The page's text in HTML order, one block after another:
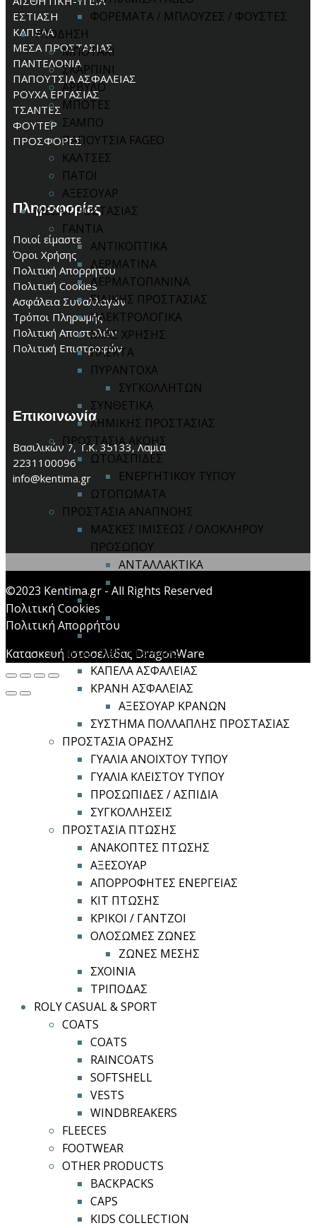
ΦΟΡΕΜΑΤΑ / ΜΠΛΟΥΖΕΣ / ΦΟΥΣΤΕΣ
ΥΠΟΔΗΣΗ
ΜΠΟΤΑΚΙ
ΣΚΑΡΠΙΝΙ
ΑΡΒΥΛΟ
ΜΠΟΤΕΣ
ΣΑΜΠΟ
ΠΑΠΟΥΤΣΙΑ FAGEO
ΚΑΛΤΣΕΣ
ΠΑΤΟΙ
ΑΞΕΣΟΥΑΡ
ΜΕΣΑ ΠΡΟΣΤΑΣΙΑΣ
ΓΑΝΤΙΑ
ΑΝΤΙΚΟΠΤΙΚΑ
ΔΕΡΜΑΤΙΝΑ
ΔΕΡΜΑΤΟΠΑΝΙΝΑ
ΕΙΔΙΚΗΣ ΠΡΟΣΤΑΣΙΑΣ
ΗΛΕΚΤΡΟΛΟΓΙΚΑ
ΜΙΑΣ ΧΡΗΣΗΣ
ΠΛΕΚΤΑ
ΠΥΡΑΝΤΟΧΑ
ΣΥΓΚΟΛΛΗΤΩΝ
ΣΥΝΘΕΤΙΚΑ
ΧΗΜΙΚΗΣ ΠΡΟΣΤΑΣΙΑΣ
ΠΡΟΣΤΑΣΙΑ ΑΚΟΗΣ
ΩΤΟΑΣΠΙΔΕΣ
ΕΝΕΡΓΗΤΙΚΟΥ ΤΥΠΟΥ
ΩΤΟΠΩΜΑΤΑ
ΠΡΟΣΤΑΣΙΑ ΑΝΑΠΝΟΗΣ
ΜΑΣΚΕΣ ΙΜΙΣΕΩΣ / ΟΛΟΚΛΗΡΟΥ
ΠΡΟΣΩΠΟΥ
ΑΝΤΑΛΛΑΚΤΙΚΑ
ΦΙΛΤΡΑ ΜΑΣΚΩΝ
ΣΥΣΤΗΜΑ ΠΑΡΟΧΗΣ ΑΕΡΑ
ΦΙΛΤΡΟΜΑΣΚΕΣ
ΠΡΟΣΤΑΣΙΑ ΚΕΦΑΛΗΣ
ΚΑΠΕΛΑ ΑΣΦΑΛΕΙΑΣ
ΚΡΑΝΗ ΑΣΦΑΛΕΙΑΣ
ΑΞΕΣΟΥΑΡ ΚΡΑΝΩΝ
ΣΥΣΤΗΜΑ ΠΟΛΛΑΠΛΗΣ ΠΡΟΣΤΑΣΙΑΣ
ΠΡΟΣΤΑΣΙΑ ΟΡΑΣΗΣ
ΓΥΑΛΙΑ ΑΝΟΙΧΤΟΥ ΤΥΠΟΥ
ΓΥΑΛΙΑ ΚΛΕΙΣΤΟΥ ΤΥΠΟΥ
ΠΡΟΣΩΠΙΔΕΣ / ΑΣΠΙΔΙΑ
ΣΥΓΚΟΛΛΗΣΕΙΣ
ΠΡΟΣΤΑΣΙΑ ΠΤΩΣΗΣ
ΑΝΑΚΟΠΤΕΣ ΠΤΩΣΗΣ
ΑΞΕΣΟΥΑΡ
ΑΠΟΡΡΟΦΗΤΕΣ ΕΝΕΡΓΕΙΑΣ
ΚΙΤ ΠΤΩΣΗΣ
ΚΡΙΚΟΙ / ΓΑΝΤΖΟΙ
ΟΛΟΣΩΜΕΣ ΖΩΝΕΣ
ΖΩΝΕΣ ΜΕΣΗΣ
ΣΧΟΙΝΙΑ
ΤΡΙΠΟΔΑΣ
ROLY CASUAL & SPORT
COATS
COATS
RAINCOATS
SOFTSHELL
VESTS
WINDBREAKERS
FLEECES
FOOTWEAR
OTHER PRODUCTS
BACKPACKS
CAPS
KIDS COLLECTION
ΕΣΤΙΑΣΗ
ΚΑΠΕΛΑ
ΜΕΣΑ ΠΡΟΣΤΑΣΙΑΣ
ΠΑΝΤΕΛΟΝΙΑ
ΠΑΠΟΥΤΣΙΑ ΑΣΦΑΛΕΙΑΣ
ΡΟΥΧΑ ΕΡΓΑΣΙΑΣ
ΤΣΑΝΤΕΣ
ΦΟΥΤΕΡ
ΠΡΟΣΦΟΡΕΣ
Πληροφορίες
Ποιοί είμαστε
Όροι Χρήσης
Πολιτική Απορρήτου
Πολιτική Cookies
Ασφάλεια Συναλλαγών
Τρόποι Πληρωμής
Πολιτική Αποστολών
Πολιτική Επιστροφών
Επικοινωνία
Βασιλικών 7, Τ.Κ. 35133, Λαμία
2231100096
info@kentima.gr
©2023 Kentima.gr - All Rights Reserved
Πολιτική Cookies
Πολιτική Απορρήτου
Κατασκευή Ιστοσελίδας DragonWare